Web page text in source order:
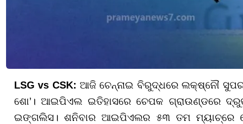
LSG vs CSK:ଆଜି ଚେନ୍ନାଇ ବିରୁଦ୍ଧରେ ଲକ୍ଷ୍ନୌ
ଶୋ’। ଆଇପିଏଲ ଇତିହାସରେ ଚେପକ ଗ୍ରାଉଣ୍ଡରେ
ଇଙ୍ଗଲିସ। ଶନିବାର ଆଇପିଏଲର ୫୩ ତମ ମ୍ୟାଚ୍ରେ